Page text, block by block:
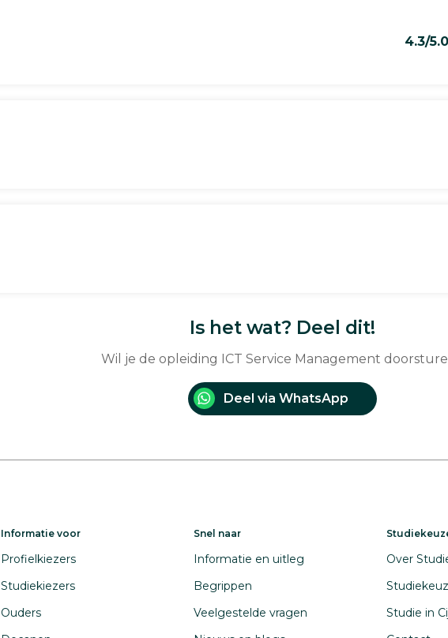
4.3/5.0
Is het wat? Deel dit!
Wil je de opleiding ICT Service Management
Deel via WhatsApp
Informatie voor
Profielkiezers
Studiekiezers
Ouders
Snel naar
Informatie en uitleg
Begrippen
Veelgestelde vragen
Over
Studie in